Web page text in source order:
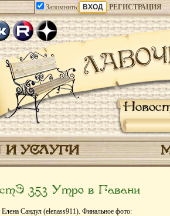
Запомнить РЕГИСТРАЦИЯ
УСЛУГИ
353 Утро в Гавани
Сандул (elenass911). Финальное фото: